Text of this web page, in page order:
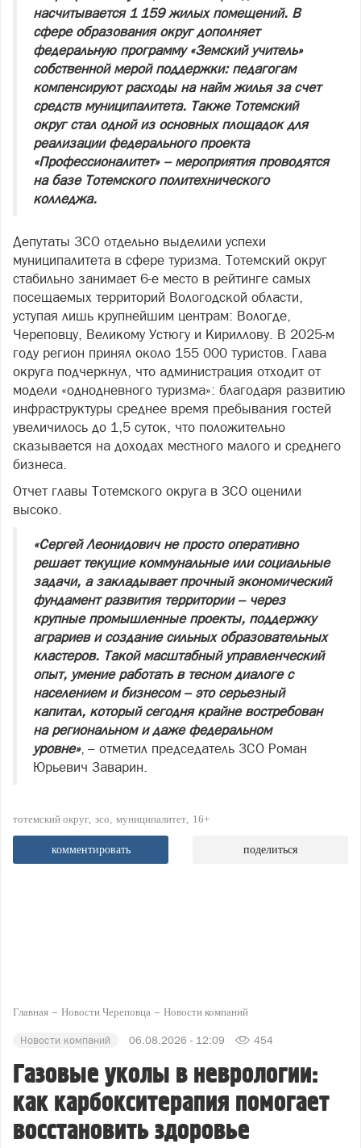
насчитывается 1 159 жилых помещений. В
сфере образования округ дополняет
федеральную программу «Земский учитель»
собственной мерой поддержки: педагогам
компенсируют расходы на найм жилья за счет
средств муниципалитета. Также Тотемский
округ стал одной из основных площадок для
реализации федерального проекта
«Профессионалитет» – мероприятия проводятся
на базе Тотемского политехнического
колледжа.
Депутаты ЗСО отдельно выделили успехи
муниципалитета в сфере туризма. Тотемский округ
стабильно занимает 6-е место в рейтинге самых
посещаемых территорий Вологодской области,
уступая лишь крупнейшим центрам: Вологде,
Череповцу, Великому Устюгу и Кириллову. В 2025-м
году регион принял около 155 000 туристов. Глава
округа подчеркнул, что администрация отходит от
модели «однодневного туризма»: благодаря развитию
инфраструктуры среднее время пребывания гостей
увеличилось до 1,5 суток, что положительно
сказывается на доходах местного малого и среднего
бизнеса.
Отчет главы Тотемского округа в ЗСО оценили
высоко.
«Сергей Леонидович не просто оперативно
решает текущие коммунальные или социальные
задачи, а закладывает прочный экономический
фундамент развития территории – через
крупные промышленные проекты, поддержку
аграриев и создание сильных образовательных
кластеров. Такой масштабный управленческий
опыт, умение работать в тесном диалоге с
населением и бизнесом – это серьезный
капитал, который сегодня крайне востребован
на региональном и даже федеральном
уровне», – отметил председатель ЗСО Роман
Юрьевич Заварин.
тотемский округ зсо муниципалитет 16+
комментировать поделиться
Главная Новости Череповца Новости компаний
Новости компаний 06.08.2026 - 12:09 454
Газовые уколы в неврологии:
как карбокситерапия помогает
восстановить здоровье